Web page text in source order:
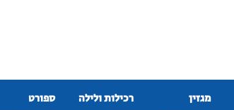
מגזין רכילות ולילה ספורט